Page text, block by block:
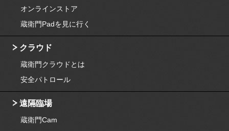
オンラインストア
蔵衛門Padを見に行く
クラウド
蔵衛門クラウドとは
安全パトロール
遠隔臨場
蔵衛門Cam